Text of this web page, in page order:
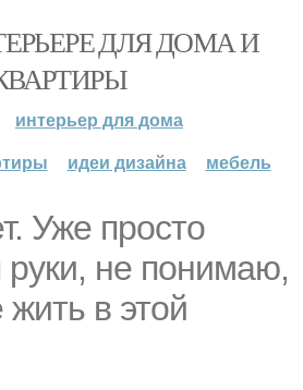
ДЛЯ ДОМА И
интерьер для дома
идеи дизайна мебель
Уже просто
руки, не понимаю,
в этой